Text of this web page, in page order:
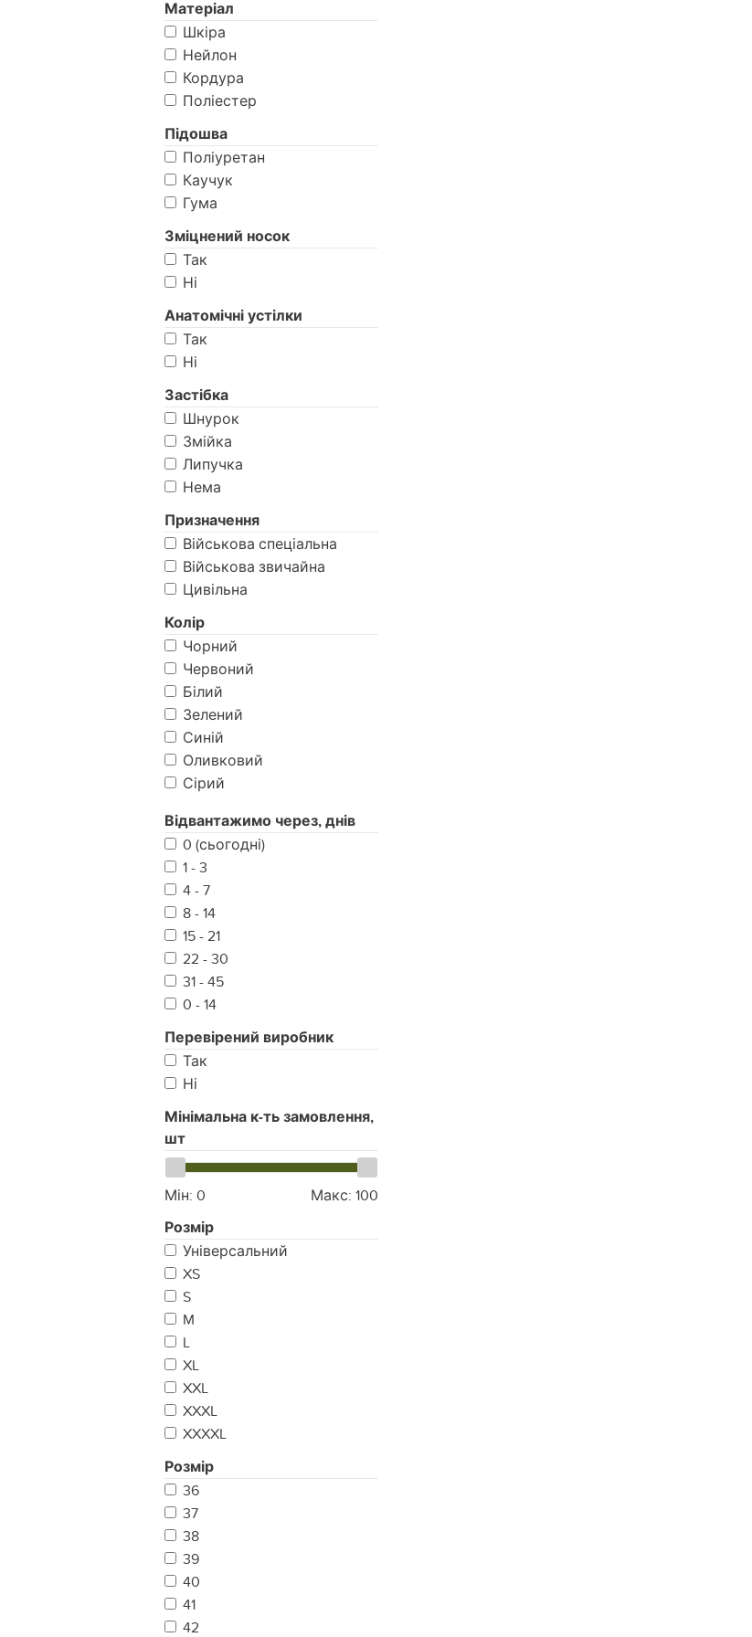
Матеріал
Шкіра
Нейлон
Кордура
Поліестер
Підошва
Поліуретан
Каучук
Гума
Зміцнений носок
Так
Ні
Анатомічні устілки
Так
Ні
Застібка
Шнурок
Змійка
Липучка
Нема
Призначення
Військова спеціальна
Військова звичайна
Цивільна
Колір
Чорний
Червоний
Білий
Зелений
Синій
Оливковий
Сірий
Койот
Піксель
Мультикам Original
Мультикам Black
Коричневий
Фісташка
Відвантажимо через, днів
0 (сьогодні)
1 - 3
4 - 7
8 - 14
15 - 21
22 - 30
31 - 45
0 - 14
Перевірений виробник
Так
Ні
Мінімальна к-ть замовлення,
шт
Мін: 0 Макс: 100
Розмір
Універсальний
XS
S
M
L
XL
XXL
XXXL
XXXXL
Розмір
36
37
38
39
40
41
42